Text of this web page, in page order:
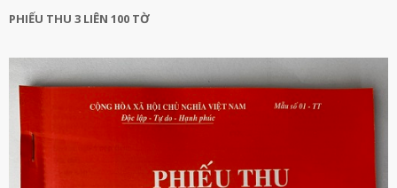
PHIẾU THU 3 LIÊN 100 TỜ